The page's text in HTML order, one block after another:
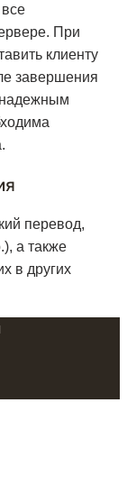
При
клиенту
завершения
надежным
перевод,
а также
в других